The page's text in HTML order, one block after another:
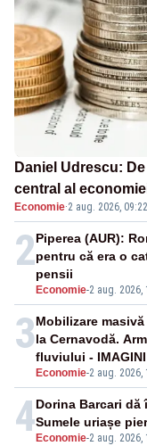
Daniel Udrescu:
central al
Economie·2 aug. 2026, 09:22
2
Economie-2 aug. 2026,
Piperea (AUR):
pentru că era o
pensii
3
Economie-2 aug. 2026,
Mobilizare
la Cernavodă.
fluviului - IMAGINI
4 Economie-2 aug. 2026,
Dorina Barcari
Sumele uriașe